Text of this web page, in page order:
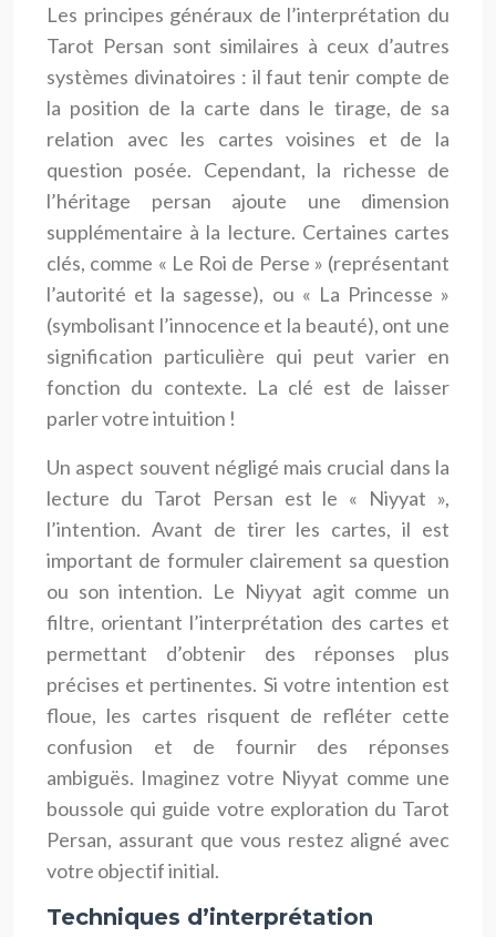
Les principes généraux de l’interprétation du
Tarot Persan sont similaires à ceux d’autres
systèmes divinatoires : il faut tenir compte de
la position de la carte dans le tirage, de sa
relation avec les cartes voisines et de la
question posée. Cependant, la richesse de
l’héritage persan ajoute une dimension
supplémentaire à la lecture. Certaines cartes
clés, comme « Le Roi de Perse » (représentant
l’autorité et la sagesse), ou « La Princesse »
(symbolisant l’innocence et la beauté), ont une
signification particulière qui peut varier en
fonction du contexte. La clé est de laisser
parler votre intuition !
Un aspect souvent négligé mais crucial dans la
lecture du Tarot Persan est le « Niyyat »,
l’intention. Avant de tirer les cartes, il est
important de formuler clairement sa question
ou son intention. Le Niyyat agit comme un
filtre, orientant l’interprétation des cartes et
permettant d’obtenir des réponses plus
précises et pertinentes. Si votre intention est
floue, les cartes risquent de refléter cette
confusion et de fournir des réponses
ambiguës. Imaginez votre Niyyat comme une
boussole qui guide votre exploration du Tarot
Persan, assurant que vous restez aligné avec
votre objectif initial.
Techniques d’interprétation